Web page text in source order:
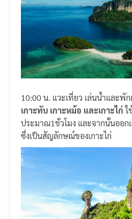
10:00 น. แวะเที่ยว เล่นน้ำและพั
เกาะทับ เกาะหม้อ และเกาะไก่ใ
ประมาณ1ชั่วโมง และจากนั้นออก
ซึ่งเป็นสัญลักษณ์ของเกาะไก่